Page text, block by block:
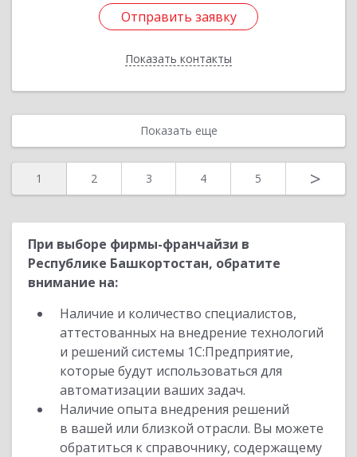
Отправить заявку
Показать контакты
Отправить заявку
Назад
Показать еще
1 2 3 4 5 >
При выборе фирмы-франчайзи в
Республике Башкортостан, обратите
внимание на:
Наличие и количество специалистов,
аттестованных на внедрение технологий
и решений системы 1С:Предприятие,
которые будут использоваться для
автоматизации ваших задач.
Наличие опыта внедрения решений
в вашей или близкой отрасли. Вы можете
обратиться к справочнику, содержащему